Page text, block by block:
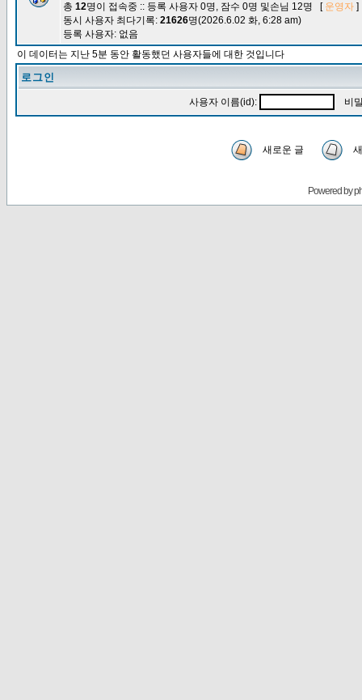
총 12명이 접속중 :: 등록 사용자 0명, 잠수 0명 및손님 12명 [ 운영자
동시 사용자 최다기록: 21626명(2026.6.02 화, 6:28 am)
등록 사용자: 없음
이 데이터는 지난 5분 동안 활동했던 사용자들에 대한 것입니다
로그인
사용자 이름(id): 비
새로운 글
Powered by